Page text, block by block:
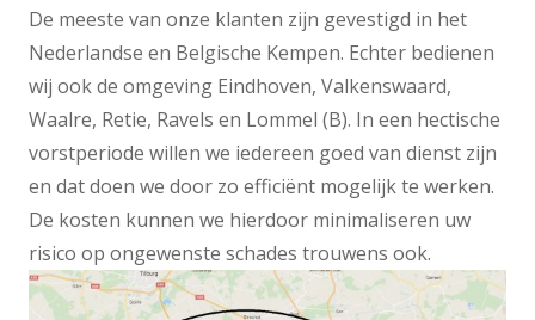
De meeste van onze klanten zijn gevestigd in het
Nederlandse en Belgische Kempen. Echter bedienen
wij ook de omgeving Eindhoven, Valkenswaard,
Waalre, Retie, Ravels en Lommel (B). In een hectische
vorstperiode willen we iedereen goed van dienst zijn
en dat doen we door zo efficiënt mogelijk te werken.
De kosten kunnen we hierdoor minimaliseren uw
risico op ongewenste schades trouwens ook.